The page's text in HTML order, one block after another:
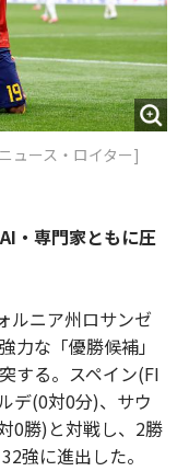
ュース・ロイター]
・専門家ともに圧
ルニア州ロサンゼ
力な「優勝候補」
する。スペイン(FI
デ(0対0分)、サウ
0勝)と対戦し、2勝
強に進出した。